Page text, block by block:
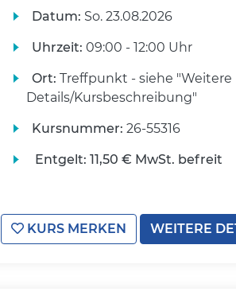
Datum: So. 23.08.2026
Uhrzeit: 09:00 - 12:00 Uhr
Ort: Treffpunkt - siehe "Weitere
Details/Kursbeschreibung"
Kursnummer: 26-55316
Entgelt: 11,50 € MwSt. befreit
KURS MERKEN WEITERE